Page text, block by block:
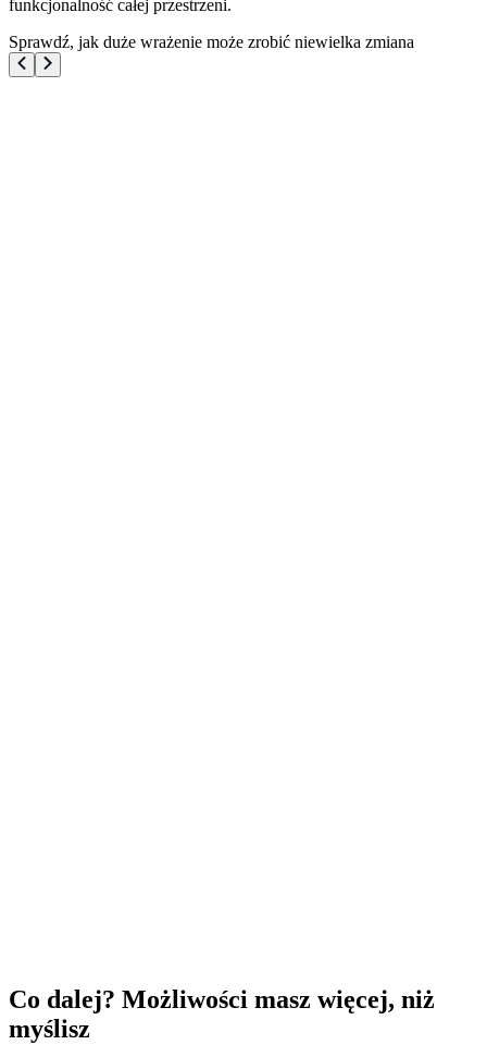
funkcjonalność całej przestrzeni.
Sprawdź, jak duże wrażenie może zrobić niewielka zmiana
Co dalej? Możliwości masz więcej, niż
myślisz